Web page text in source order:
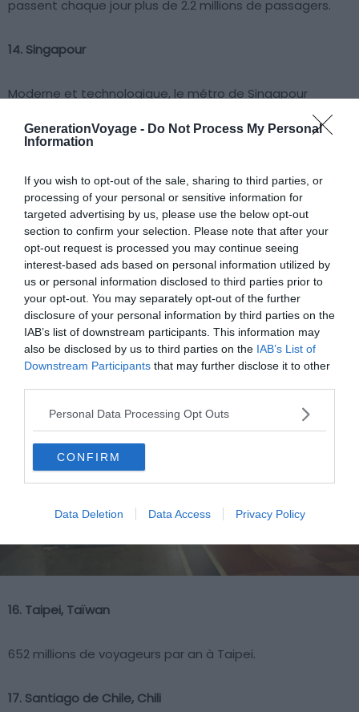
GenerationVoyage - Do Not Process My Personal
Information
If you wish to opt-out of the sale, sharing to third parties, or
processing of your personal or sensitive information for
targeted advertising by us, please use the below opt-out
section to confirm your selection. Please note that after your
opt-out request is processed you may continue seeing
interest-based ads based on personal information utilized by
us or personal information disclosed to third parties prior to
your opt-out. You may separately opt-out of the further
disclosure of your personal information by third parties on the
IAB’s list of downstream participants. This information may
also be disclosed by us to third parties on the IAB’s List of
Downstream Participants that may further disclose it to other
Personal Data Processing Opt Outs
CONFIRM
Data Deletion Data Access Privacy Policy
passent chaque jour plus de 2.2 millions de passagers.
14. Singapour
Moderne et technologique, le métro de Singapour
De belles et surprenantes stations comme « Avtovo »
font le charme du métro de Saint Petersbourg. Ce
réseau transport chaque année plus de 786 millions de
personnes et, propose même les indications en
alphabet latin pour ceux qui ne comprendraient pas le
cyrilliques…Pas mal pour les touristes !
16. Taipei, Taïwan
652 millions de voyageurs par an à Taipei.
17. Santiago de Chile, Chili